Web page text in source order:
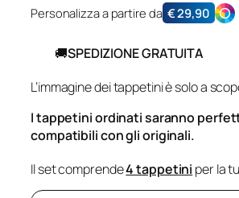
Personalizza a partire da €29,90
🚚SPEDIZIONE GRATUITA
L’immagine dei tappetini è solo a
I tappetini ordinati saranno
compatibili con gli originali.
Il set comprende4 tappetini per la